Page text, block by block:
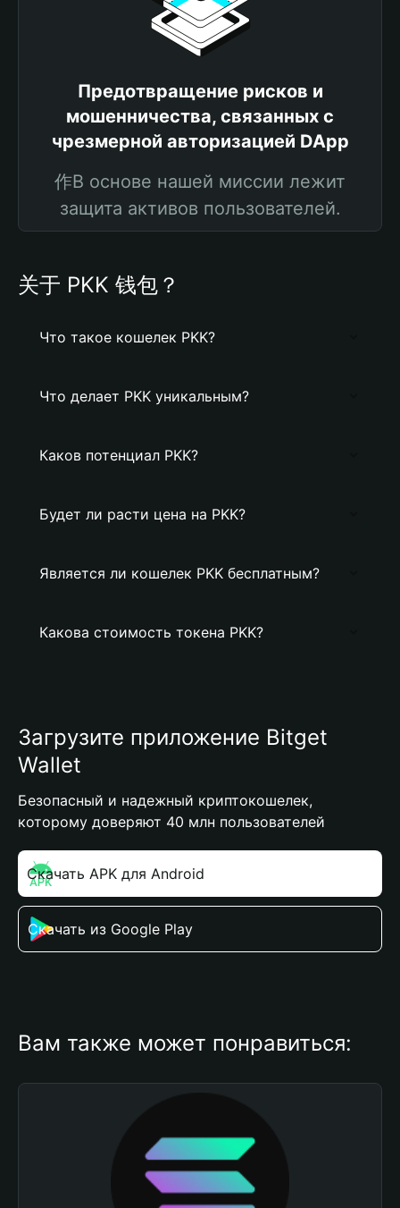
Предотвращение рисков и
мошенничества, связанных с
чрезмерной авторизацией DApp
作В основе нашей миссии лежит
защита активов пользователей.
关于 PKK 钱包？
Что такое кошелек PKK?
Что делает PKK уникальным?
Каков потенциал PKK?
Будет ли расти цена на PKK?
Является ли кошелек PKK бесплатным?
Какова стоимость токена PKK?
Загрузите приложение Bitget
Wallet
Безопасный и надежный криптокошелек,
которому доверяют 40 млн пользователей
Скачать APK для Android
Скачать из Google Play
Вам также может понравиться: